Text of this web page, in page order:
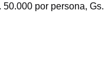
por persona,